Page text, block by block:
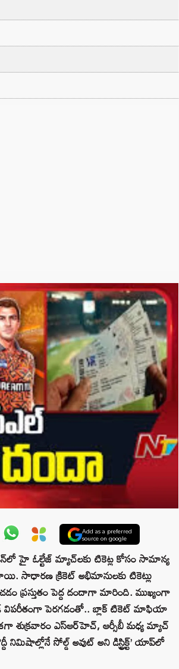
Add as a preferred
source on google
హై ఓల్టేజ్ మ్యాచ్‌లకు టికెట్ల కోసం సామాన్య
సాధారణ క్రికెట్ అభిమానులకు టికెట్లు
ప్రస్తుతం పెద్ద దందాగా మారింది. ముఖ్యంగా
విపరీతంగా పెరగడంతో.. బ్లాక్ టికెట్ మాఫియా
శుక్రవారం ఎస్‌ఆర్‌హెచ్, ఆర్సీబీ మధ్య మ్యాచ్
సోల్డ్ అవుట్ అని డిస్ట్రిక్ట్’ యాప్‌లో